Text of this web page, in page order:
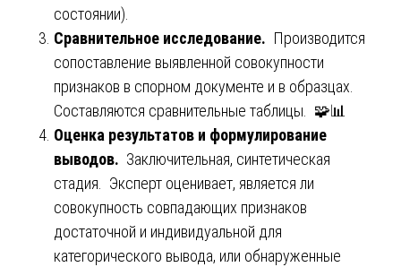
состоянии).
Сравнительное исследование. Производится
сопоставление выявленной совокупности
признаков в спорном документе и в образцах.
Составляются сравнительные таблицы. 🧩📊
Оценка результатов и формулирование
выводов. Заключительная, синтетическая
стадия. Эксперт оценивает, является ли
совокупность совпадающих признаков
достаточной и индивидуальной для
категорического вывода, или обнаруженные